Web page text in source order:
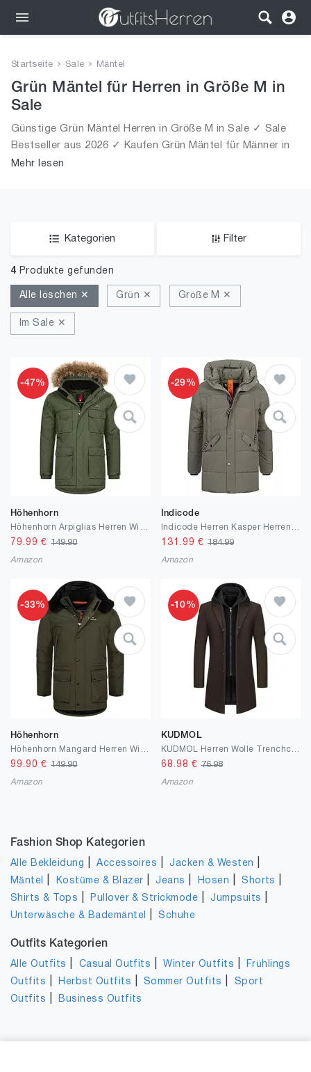
Bekleidung
Schuhe
Startseite Sale Mäntel
Grün Mäntel für Herren in Größe M in
Sale
Günstige Grün Mäntel Herren in Größe M in Sale ✓ Sale
Bestseller aus 2026 ✓ Kaufen Grün Mäntel für Männer in
Größe M in Sale!
Mehr lesen
Kategorien Filter
4 Produkte gefunden
Alle löschen ✕ Grün ✕ Größe M ✕
Im Sale ✕
-47%
Höhenhorn
79.99 €149.90
Amazon
-29%
Indicode
131.99 € 184.99
Amazon
-33%
Höhenhorn
99.90 €149.90
Amazon
-10%
KUDMOL
68.98 € 76.98
Amazon
Fashion Shop Kategorien
Alle Bekleidung |Accessoires |Jacken & Westen
Mäntel Kostüme & Blazer |Jeans Hosen |Shorts
Shirts & Tops Pullover & Strickmode |Jumpsuits
Unterwäsche & Bademäntel |Schuhe
Outfits Kategorien
Alle Outfits Casual Outfits |Winter Outfits
Frühlings
Outfits
Herbst Outfits Sommer Outfits
Sport
Outfits
Business Outfits